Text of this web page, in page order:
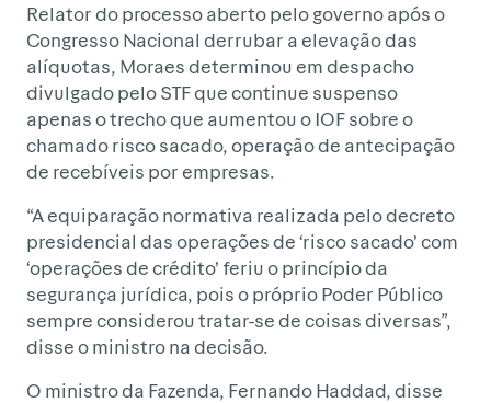
Relator do processo aberto pelo governo após o
Congresso Nacional derrubar a elevação das
alíquotas, Moraes determinou em despacho
divulgado pelo STF que continue suspenso
apenas o trecho que aumentou o IOF sobre o
chamado risco sacado, operação de antecipação
de recebíveis por empresas.
“A equiparação normativa realizada pelo decreto
presidencial das operações de ‘risco sacado’ com
‘operações de crédito’ feriu o princípio da
segurança jurídica, pois o próprio Poder Público
sempre considerou tratar-se de coisas diversas”,
disse o ministro na decisão.
O ministro da Fazenda, Fernando Haddad, disse